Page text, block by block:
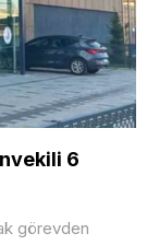
6
görevden